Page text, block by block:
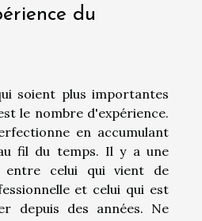
du
soient plus importantes
le nombre d'expérience.
en accumulant
fil du temps. Il y a une
entre celui qui vient de
et celui qui est
depuis des années. Ne